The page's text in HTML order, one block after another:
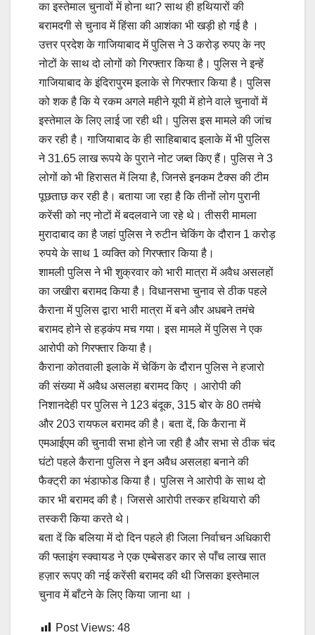
का इस्तेमाल चुनावों में होना था? साथ ही हथियारों की
बरामदगी से चुनाव में हिंसा की आशंका भी खड़ी हो गई है ।
उत्तर प्रदेश के गाजियाबाद में पुलिस ने 3 करोड़ रुपए के नए
नोटों के साथ दो लोगों को गिरफ्तार किया है। पुलिस ने इन्हें
गाजियाबाद के इंदिरापुरम इलाके से गिरफ्तार किया है। पुलिस
को शक है कि ये रकम अगले महीने यूपी में होने वाले चुनावों में
इस्तेमाल के लिए लाई जा रही थी। पुलिस इस मामले की जांच
कर रही है। गाजियाबाद के ही साहिबाबाद इलाके में भी पुलिस
ने 31.65 लाख रूपये के पुराने नोट जब्त किए हैं। पुलिस ने 3
लोगों को भी हिरासत में लिया है, जिनसे इनकम टैक्स की टीम
पूछताछ कर रही है। बताया जा रहा है कि तीनों लोग पुरानी
करेंसी को नए नोटों में बदलवाने जा रहे थे। तीसरी मामला
मुरादाबाद का है जहां पुलिस ने रुटीन चेकिंग के दौरान 1 करोड़
रुपये के साथ 1 व्यक्ति को गिरफ्तार किया है।
शामली पुलिस ने भी शुक्रवार को भारी मात्रा में अवैध असलहों
का जखीरा बरामद किया है। विधानसभा चुनाव से ठीक पहले
कैराना में पुलिस द्वारा भारी मात्रा में बने और अधबने तमंचे
बरामद होने से हड़कंप मच गया। इस मामले में पुलिस ने एक
आरोपी को गिरफ्तार किया है।
कैराना कोतवाली इलाके में चेकिंग के दौरान पुलिस ने हजारो
की संख्या में अवैध असलहा बरामद किए । आरोपी की
निशानदेही पर पुलिस ने 123 बंदूक, 315 बोर के 80 तमंचे
और 203 रायफल बरामद की है। बता दें, कि कैराना में
एमआईएम की चुनावी सभा होने जा रही है और सभा से ठीक चंद
घंटो पहले कैराना पुलिस ने इन अवैध असलहा बनाने की
फैक्ट्री का भंडाफोड किया है। पुलिस ने आरोपी के साथ दो
कार भी बरामद की है। जिससे आरोपी तस्कर हथियारो की
तस्करी किया करते थे।
बता दें कि बलिया में दो दिन पहले ही जिला निर्वाचन अधिकारी
की फ्लाइंग स्क्वायड ने एक एम्बेसडर कार से पाँच लाख सात
हज़ार रूपए की नई करेंसी बरामद की थी जिसका इस्तेमाल
चुनाव में बाँटने के लिए किया जाना था ।
Post Views: 48